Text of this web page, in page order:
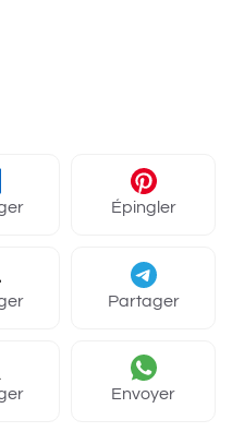
Épingler
Partager
Envoyer